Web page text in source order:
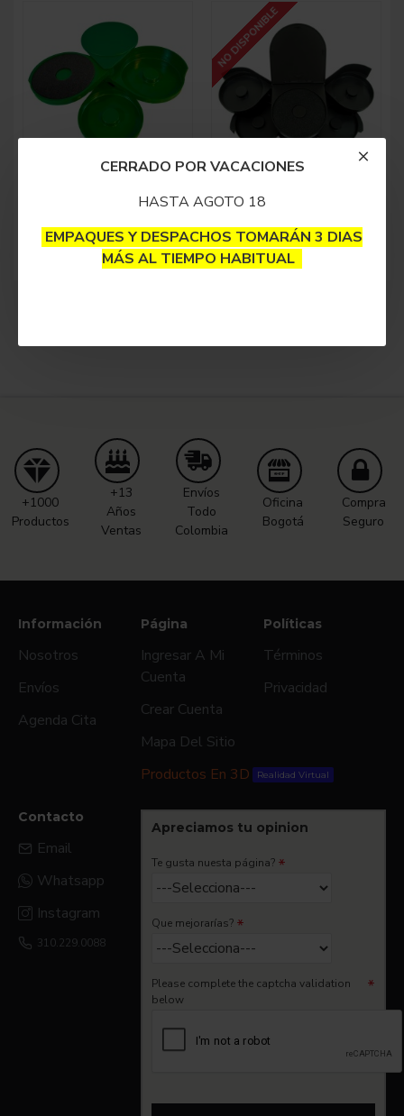
CERRADO POR VACACIONES
HASTA AGOTO 18
EMPAQUES Y DESPACHOS TOMARÁN 3 DIAS
MÁS AL TIEMPO HABITUAL
Puestos Verde
NO DISPONIBLE
+1000
Productos
+13
Años
Ventas
Envíos
Todo
Colombia
Oficina
Bogotá
Compra
Seguro
Información
Nosotros
Envíos
Agenda Cita
Página
Ingresar A Mi
Cuenta
Crear Cuenta
Mapa Del Sitio
Productos En 3D
Realidad Virtual
Políticas
Términos
Privacidad
Contacto
Email
Whatsapp
Instagram
310.229.0088
Apreciamos tu opinion
Te gusta nuesta página?
Que mejorarías?
Please complete the captcha validation
below